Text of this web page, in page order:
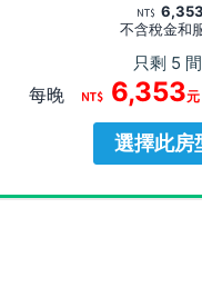
6,353
不含稅金和
只剩 5
每晚 6,353元
選擇此房